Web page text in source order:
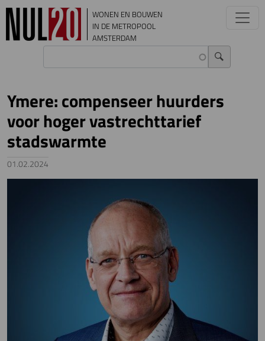
Overslaan en naar de inhoud gaan
WONEN EN BOUWEN
IN DE METROPOOL
AMSTERDAM
Ymere: compenseer huurders
voor hoger vastrechttarief
stadswarmte
01.02.2024